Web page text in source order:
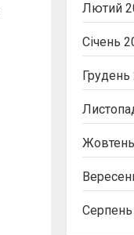
Лютий
Січень
Грудень